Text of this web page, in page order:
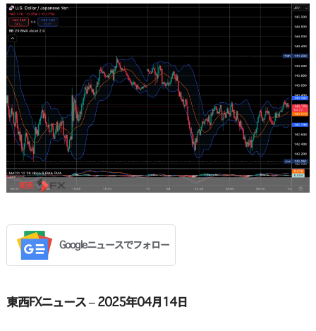
X FacebookLinkedInEmail
Googleニュースでフォロー
東西FXニュース – 2025年04月14日